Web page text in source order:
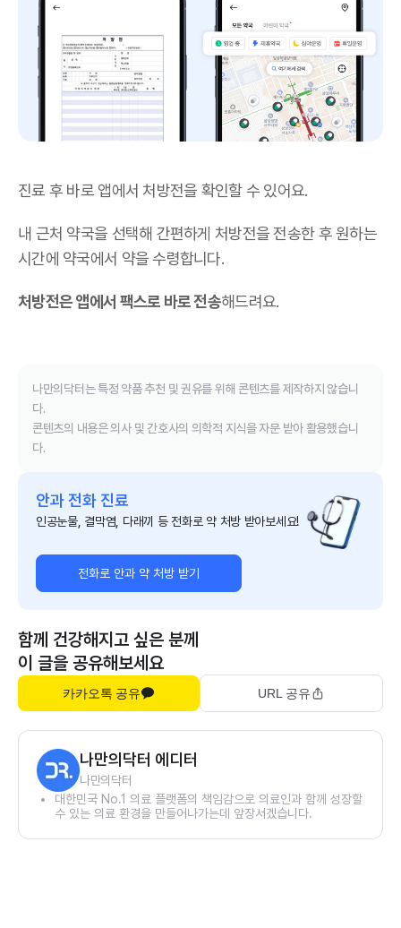
진료 후 바로 앱에서 처방전을 확인할 수 있어요.
내 근처 약국을 선택해 간편하게 처방전을 전송한 후 원하는
시간에 약국에서 약을 수령합니다.
처방전은 앱에서 팩스로 바로 전송해드려요.
나만의닥터는 특정 약품 추천 및 권유를 위해 콘텐츠를 제작하지 않습니
다.
콘텐츠의 내용은 의사 및 간호사의 의학적 지식을 자문 받아 활용했습니
다.
안과 전화 진료
인공눈물, 결막염, 다래끼 등 전화로 약 처방 받아보세요!
전화로 안과 약 처방 받기
함께 건강해지고 싶은 분께
이 글을 공유해보세요
카카오톡 공유 URL 공유
나만의닥터 에디터
나만의닥터
대한민국 No.1 의료 플랫폼의 책임감으로 의료인과 함께 성장할
수 있는 의료 환경을 만들어나가는데 앞장서겠습니다.